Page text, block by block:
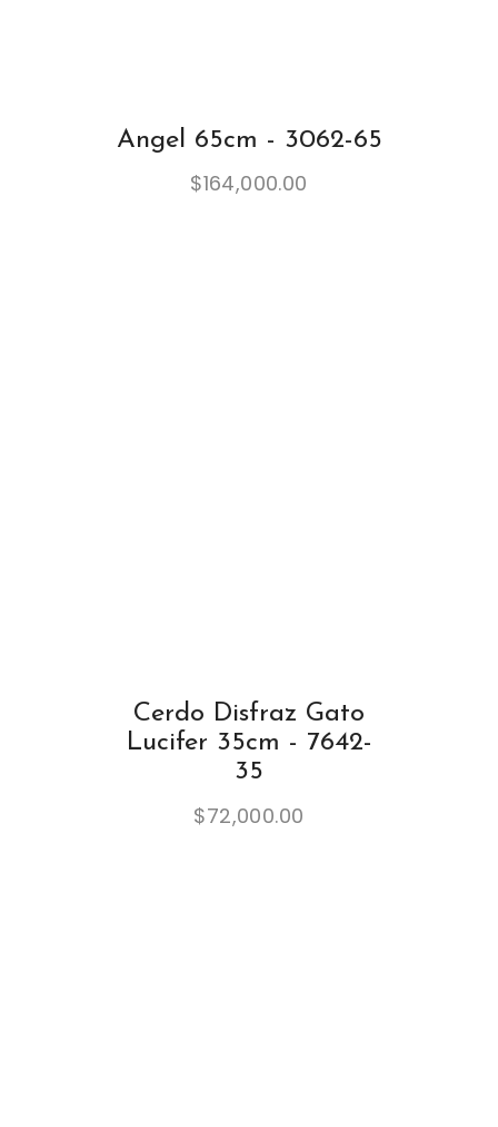
Angel 65cm - 3062-65
$164,000.00
Cerdo Disfraz Gato
Lucifer 35cm - 7642-
35
$72,000.00